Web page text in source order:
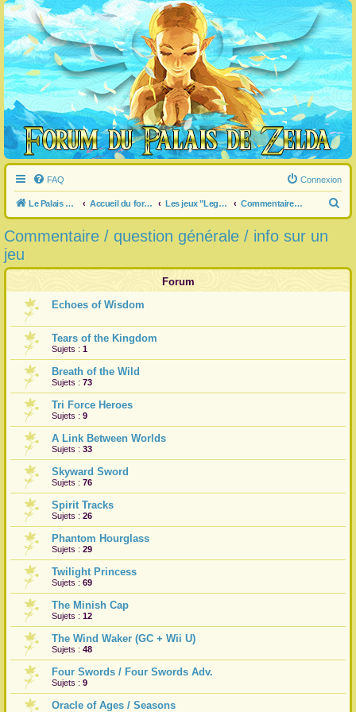
FAQ Connexion
Le Palais de Zelda Accueil du forum Les jeux "Legend of Zelda" Commentaire / question générale / info sur un jeu
e
Commentaire / question générale / info sur un
jeu
Forum
Echoes of Wisdom
Tears of the Kingdom
Sujets : 1
Breath of the Wild
Sujets : 73
Tri Force Heroes
Sujets : 9
A Link Between Worlds
Sujets : 33
Skyward Sword
Sujets : 76
Spirit Tracks
Sujets : 26
Phantom Hourglass
Sujets : 29
Twilight Princess
Sujets : 69
The Minish Cap
Sujets : 12
The Wind Waker (GC + Wii U)
Sujets : 48
Four Swords / Four Swords Adv.
Sujets : 9
Oracle of Ages / Seasons